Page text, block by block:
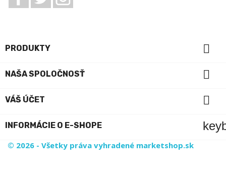
PRODUKTY 
NAŠA SPOLOČNOSŤ 
VÁŠ ÚČET 
INFORMÁCIE O E-SHOPE
© 2026 - Všetky práva vyhradené marketshop.sk